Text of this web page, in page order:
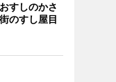
すしのかさ
のすし屋目